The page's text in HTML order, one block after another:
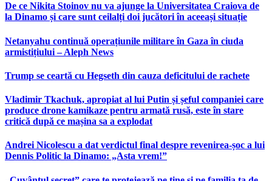
De ce Nikita Stoinov nu va ajunge la Universitatea Craiova de
la Dinamo și care sunt ceilalți doi jucători în aceeași situație
Netanyahu continuă operațiunile militare în Gaza în ciuda
armistițiului – Aleph News
Trump se ceartă cu Hegseth din cauza deficitului de rachete
Vladimir Tkachuk, apropiat al lui Putin și șeful companiei care
produce drone kamikaze pentru armată rusă, este în stare
critică după ce mașina sa a explodat
Andrei Nicolescu a dat verdictul final despre revenirea-șoc a lui
Dennis Politic la Dinamo: „Asta vrem!”